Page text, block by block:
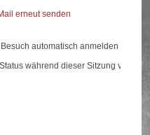
erneut senden
automatisch anmelden
während dieser Sitzung